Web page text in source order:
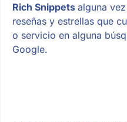
Rich Snippets alguna
reseñas y estrellas que
o servicio en alguna
Google.